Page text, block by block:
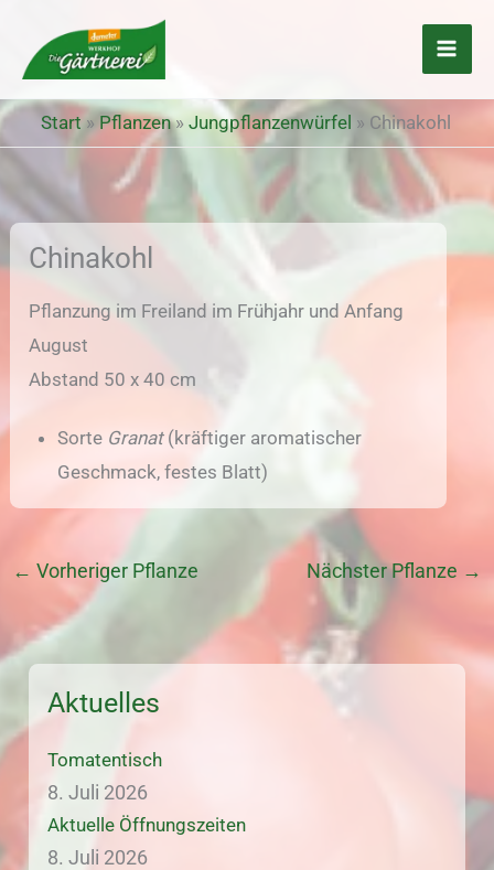
Inhalt
springen
Start»Pflanzen» Jungpflanzenwürfel » Chinakohl
Chinakohl
Pflanzung im Freiland im Frühjahr und Anfang
August
Abstand 50 x 40 cm
Sorte Granat (kräftiger aromatischer
Geschmack, festes Blatt)
← Vorheriger Pflanze Nächster Pflanze →
Aktuelles
Tomatentisch
8. Juli 2026
Aktuelle Öffnungszeiten
8. Juli 2026